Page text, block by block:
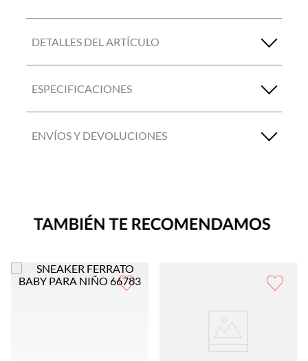
DETALLES DEL ARTÍCULO
ESPECIFICACIONES
ENVÍOS Y DEVOLUCIONES